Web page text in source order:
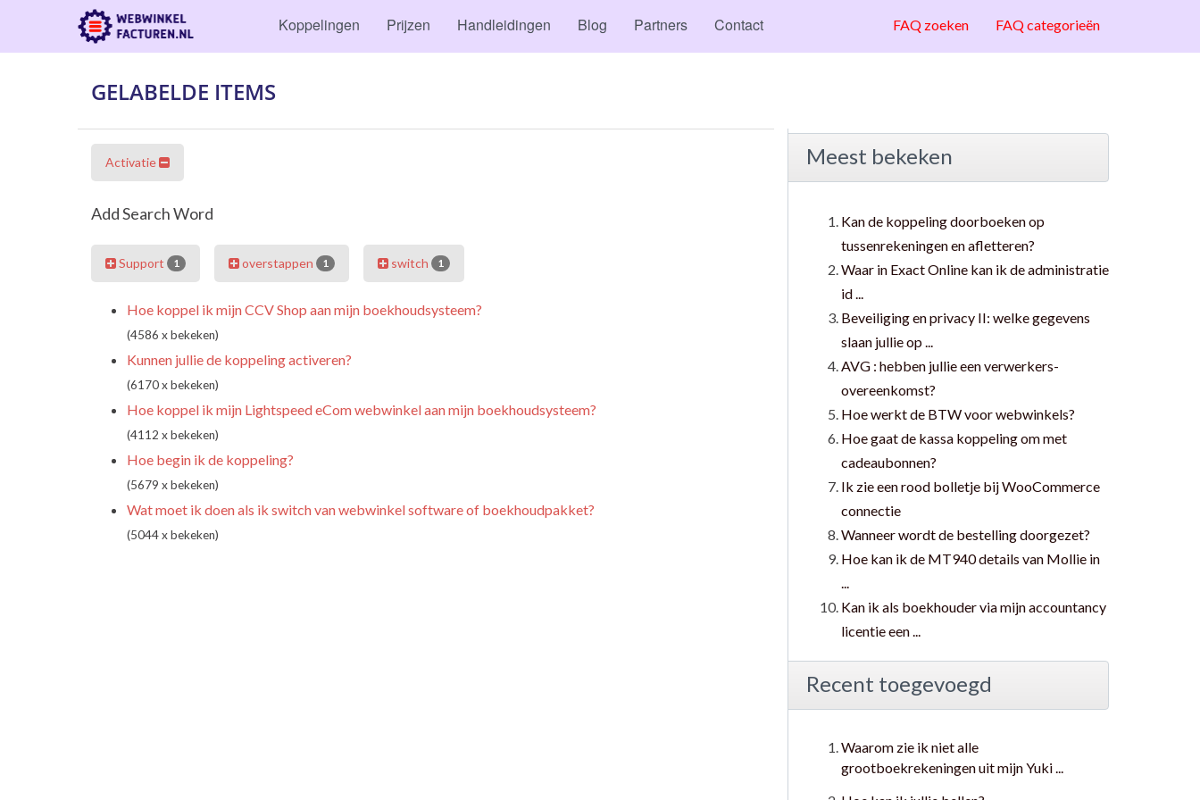
Koppelingen Prijzen Handleidingen Blog Partners Contact FAQ zoeken FAQ categorieën
GELABELDE ITEMS
Activatie
Add Search Word
Support 1 overstappen 1 switch 1
Hoe koppel ik mijn CCV Shop aan mijn boekhoudsysteem?
(4586 x bekeken)
Kunnen jullie de koppeling activeren?
(6170 x bekeken)
Hoe koppel ik mijn Lightspeed eCom webwinkel aan mijn boekhoudsysteem?
(4112 x bekeken)
Hoe begin ik de koppeling?
(5679 x bekeken)
Wat moet ik doen als ik switch van webwinkel software of boekhoudpakket?
(5044 x bekeken)
Meest bekeken
Kan de koppeling doorboeken op
tussenrekeningen en afletteren?
Waar in Exact Online kan ik de administratie
id ...
Beveiliging en privacy II: welke gegevens
slaan jullie op ...
AVG : hebben jullie een verwerkers-
overeenkomst?
Hoe werkt de BTW voor webwinkels?
Hoe gaat de kassa koppeling om met
cadeaubonnen?
Ik zie een rood bolletje bij WooCommerce
connectie
Wanneer wordt de bestelling doorgezet?
Hoe kan ik de MT940 details van Mollie in
...
Kan ik als boekhouder via mijn accountancy
licentie een ...
Recent toegevoegd
Waarom zie ik niet alle
grootboekrekeningen uit mijn Yuki ...